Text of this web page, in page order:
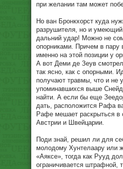
при желании там может
Но ван Бронкхорст куда
разрушителя, но и
дальний удар! Можно не
опорниками. Причем в пару
именно на этой позиции у
А вот Деми де Зеув
так ясно, как с опорными.
получают травмы, что и не
упоминавшихся выше
найти. А если бы еще
дать, расположится Рафа
Рафе мешает раскрыться в
Австрии и Швейцарии.
Поди знай, решил ли для
молодому Хунтелаару или
«Аяксе», тогда как Рууд
ограничивается штрафной,